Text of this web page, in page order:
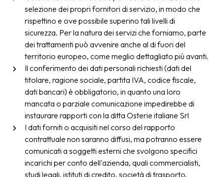
selezione dei propri fornitori di servizio, in modo che
rispettino e ove possibile superino tali livelli di
sicurezza. Per la natura dei servizi che forniamo, parte
dei trattamenti può avvenire anche al di fuori del
territorio europeo, come meglio dettagliato più avanti.
Il conferimento dei dati personali richiesti (dati del
titolare, ragione sociale, partita IVA, codice fiscale,
dati bancari) è obbligatorio, in quanto una loro
mancata o parziale comunicazione impedirebbe di
instaurare rapporti con la ditta Osterie italiane Srl
I dati forniti o acquisiti nel corso del rapporto
contrattuale non saranno diffusi, ma potranno essere
comunicati a soggetti esterni che svolgono specifici
incarichi per conto dell'azienda, quali commercialisti,
studi legali, istituti di credito, società di trasporto,